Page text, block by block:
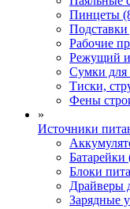
Пинцеты
Подставки
Рабочие
Режущий
Сумки для
Тиски,
Фены
»
Источники
Батарейки
Блоки
Драйверы
Зарядные